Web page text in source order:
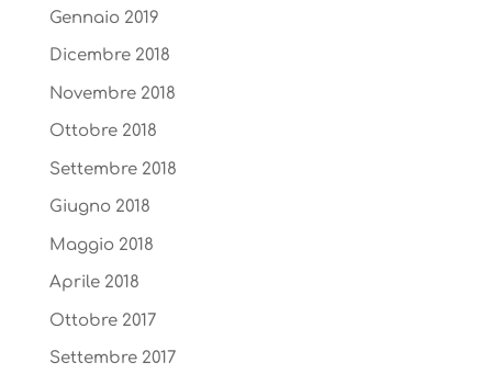
Gennaio 2019
Dicembre 2018
Novembre 2018
Ottobre 2018
Settembre 2018
Giugno 2018
Maggio 2018
Aprile 2018
Ottobre 2017
Settembre 2017